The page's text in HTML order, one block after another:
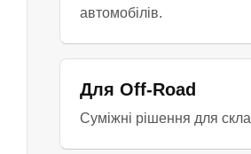
автомобілів.
Для Off-Road
Суміжні рішення для